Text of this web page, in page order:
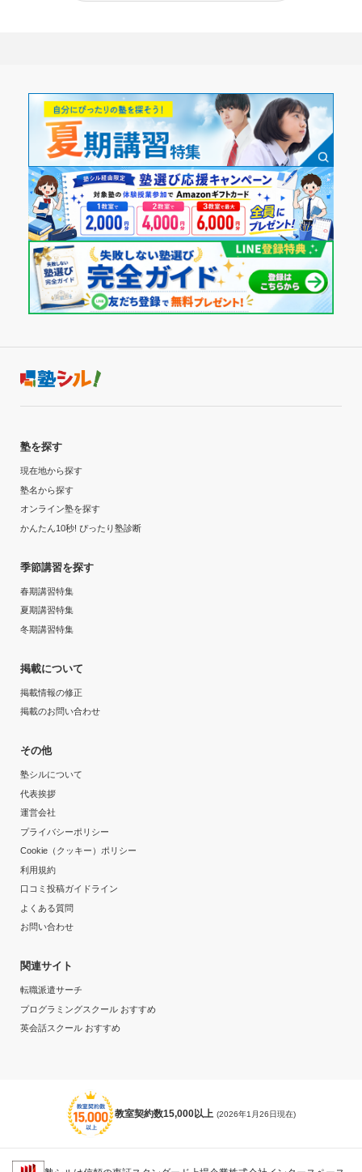
塾を探す
現在地から探す
塾名から探す
オンライン塾を探す
かんたん10秒! ぴったり塾診断
季節講習を探す
春期講習特集
夏期講習特集
冬期講習特集
掲載について
掲載情報の修正
掲載のお問い合わせ
その他
塾シルについて
代表挨拶
運営会社
プライバシーポリシー
Cookie（クッキー）ポリシー
利用規約
口コミ投稿ガイドライン
よくある質問
お問い合わせ
関連サイト
転職派遣サーチ
プログラミングスクール おすすめ
英会話スクール おすすめ
教室契約数15,000以上 (2026年1月26日現在)